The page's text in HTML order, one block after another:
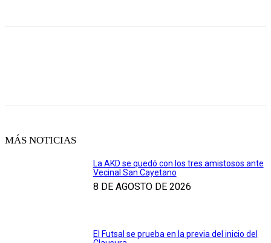
MÁS NOTICIAS
La AKD se quedó con los tres amistosos ante
Vecinal San Cayetano
8 DE AGOSTO DE 2026
El Futsal se prueba en la previa del inicio del